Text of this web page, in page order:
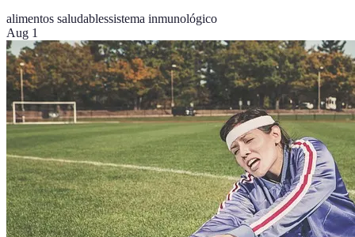
alimentos saludablessistema inmunológico
Aug 1